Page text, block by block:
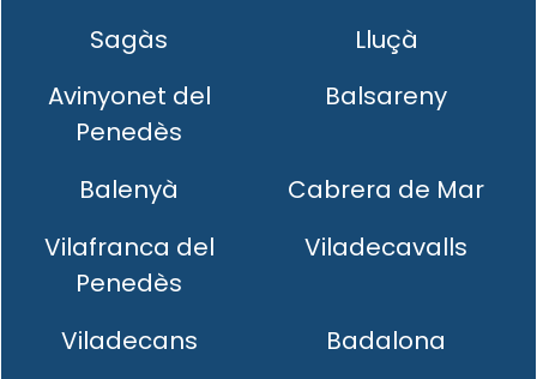
Sagàs
Lluçà
Avinyonet del
Penedès
Balsareny
Balenyà
Cabrera de Mar
Vilafranca del
Penedès
Viladecavalls
Viladecans
Badalona